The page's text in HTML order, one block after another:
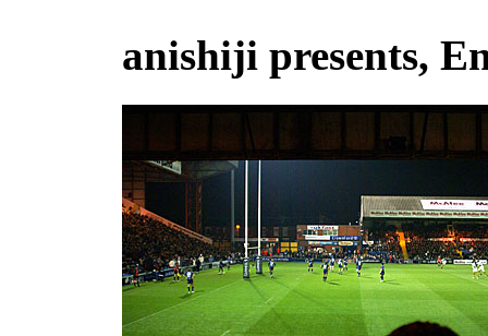
anishiji presents,